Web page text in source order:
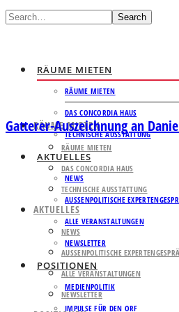
Search
RÄUME MIETEN
RÄUME MIETEN
DAS CONCORDIA HAUS
TECHNISCHE AUSSTATTUNG
AKTUELLES
NEWS
AUSSENPOLITISCHE
ALLE VERANSTALTUNGEN
NEWSLETTER
POSITIONEN
MEDIENPOLITIK
IMPULSE FÜR DEN ORF
RÄUME MIETEN
RÄUME MIETEN
DAS CONCORDIA HAUS
TECHNISCHE AUSSTATTUNG
AKTUELLES
NEWS
AUSSENPOLITISCHE
ALLE VERANSTALTUNGEN
NEWSLETTER
Gatterer-Auszeichnung an